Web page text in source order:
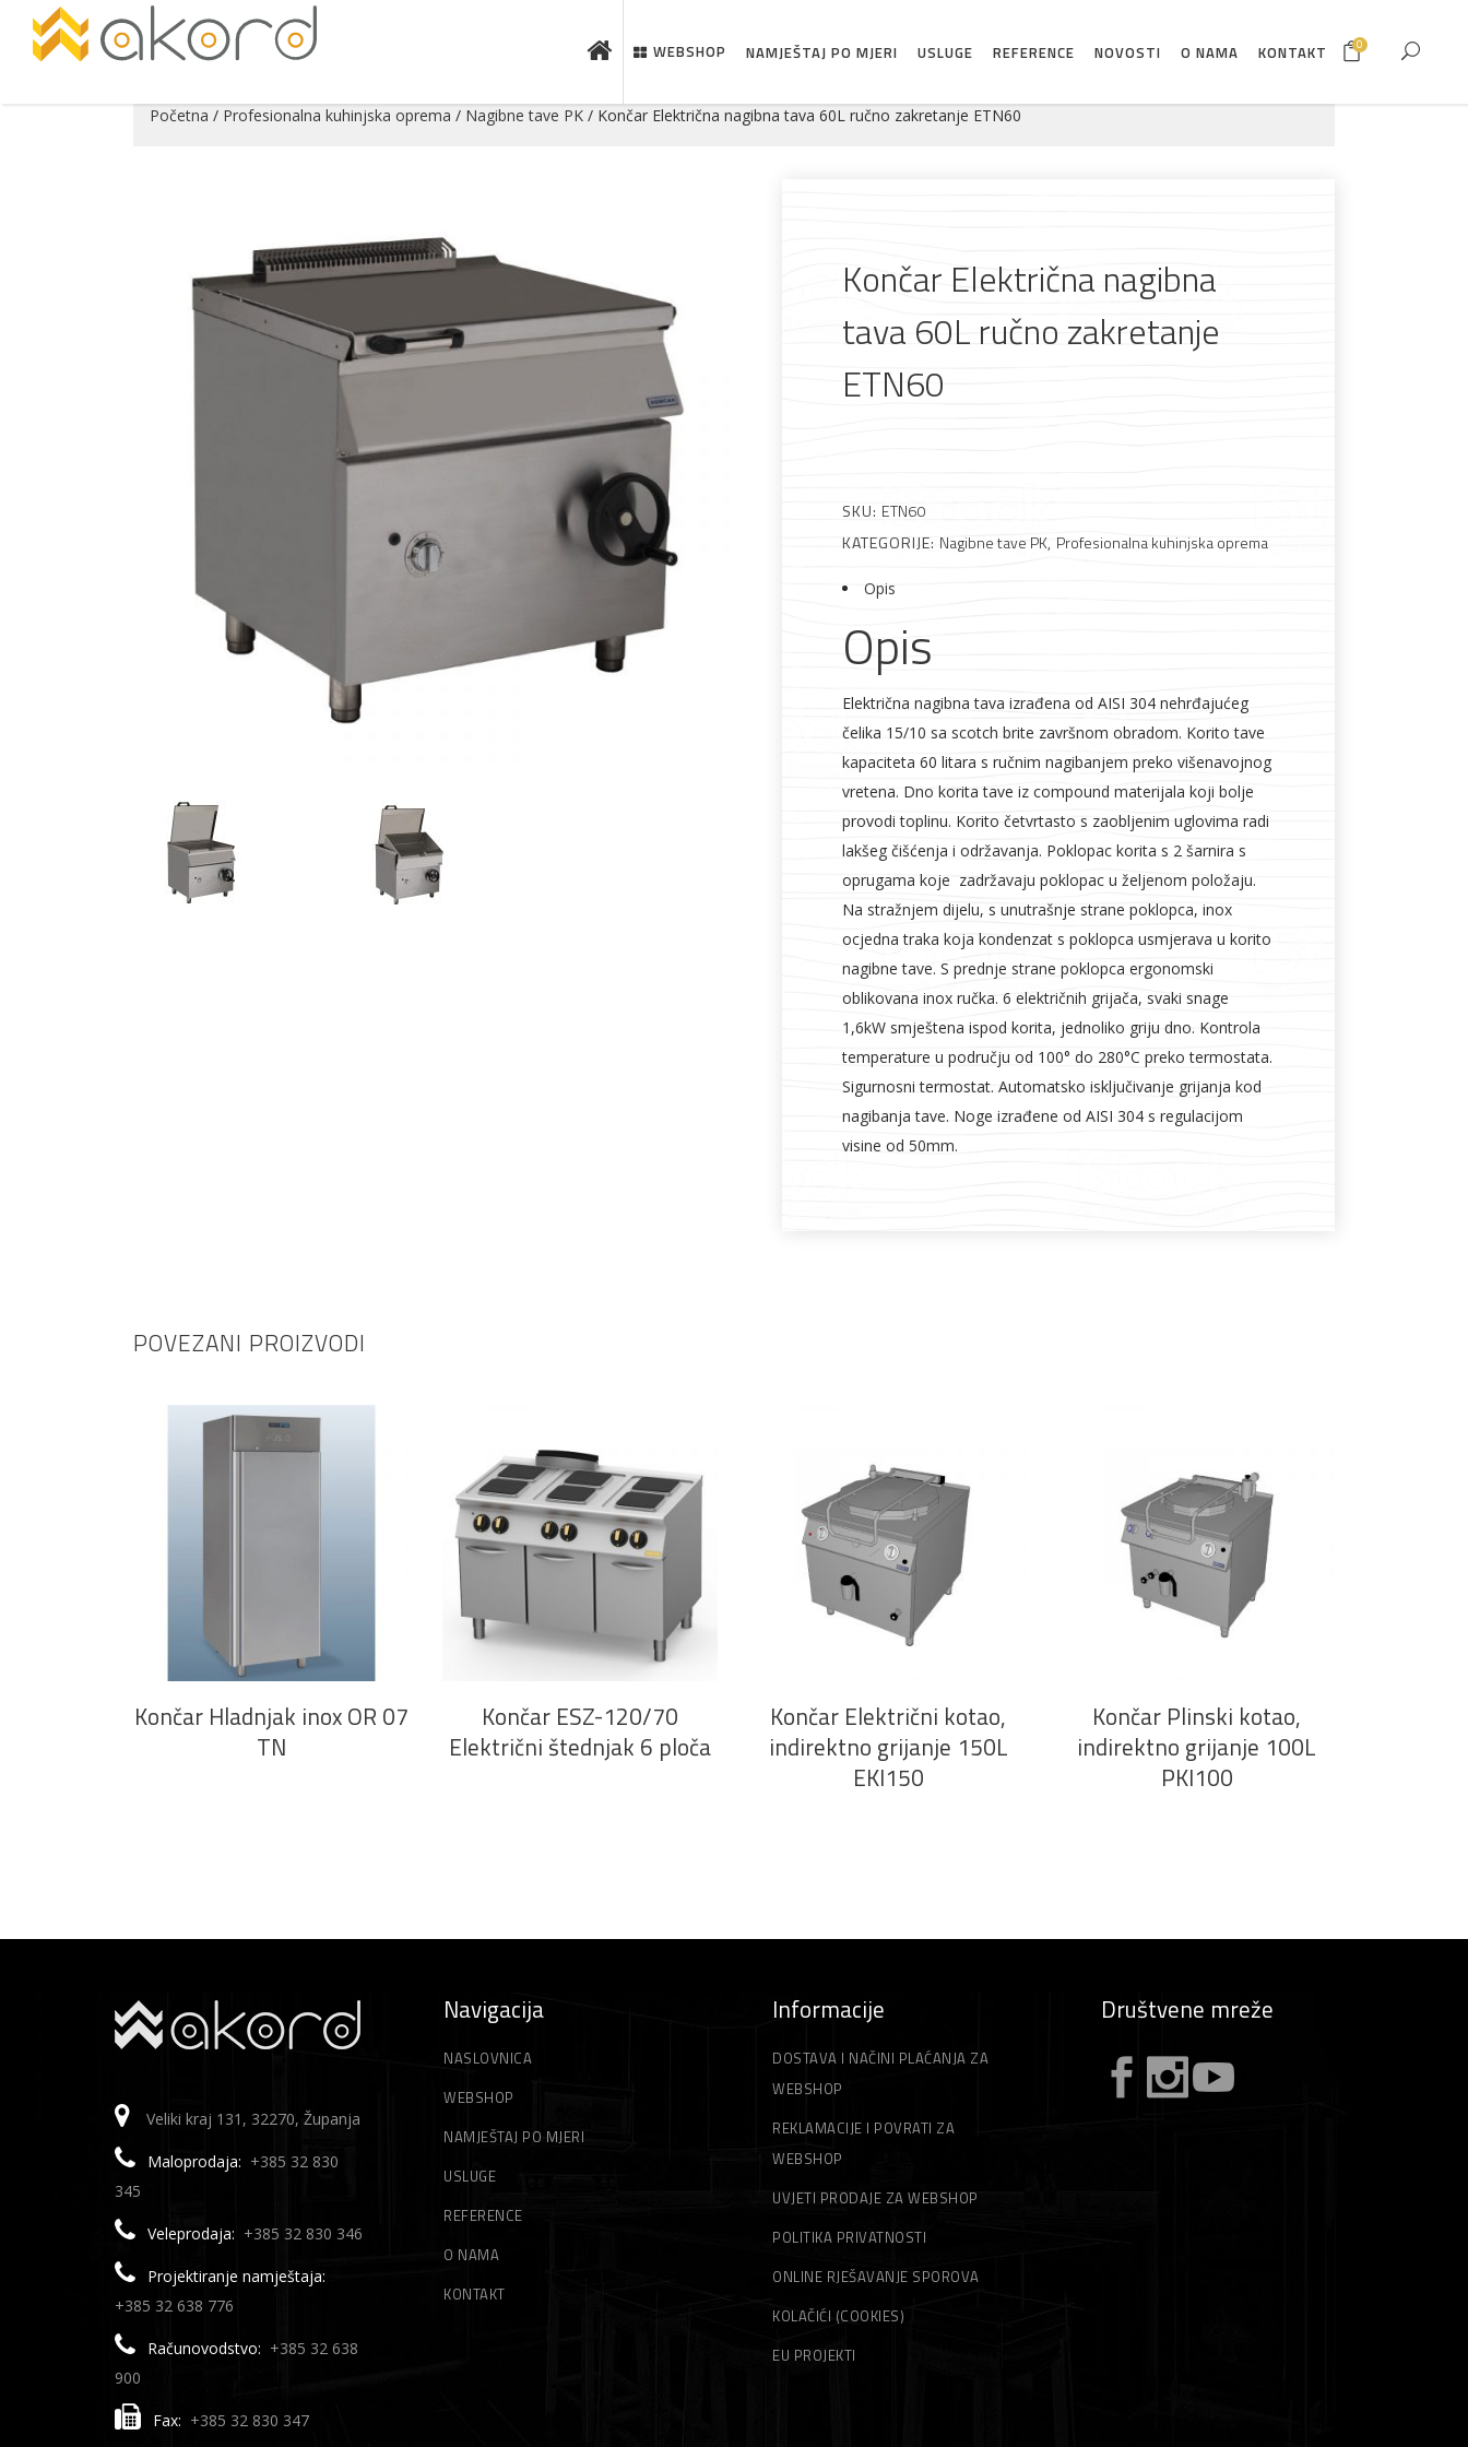
Pogledajte što je novo u ponudi
Pločasti
Vrt i okućnica
Elektromaterijal Vijčana roba
WEBSHOP NAMJEŠTAJ PO MJERI USLUGE REFERENCE NOVOSTI O NAMA KONTAKT 0
Početna / Profesionalna kuhinjska oprema / Nagibne tave PK / Končar Električna nagibna tava 60L ručno zakretanje ETN60
Končar Električna nagibna
tava 60L ručno zakretanje
ETN60
SKU: ETN60
KATEGORIJE: Nagibne tave PK, Profesionalna kuhinjska oprema
Opis
Opis
Električna nagibna tava izrađena od AISI 304 nehrđajućeg
čelika 15/10 sa scotch brite završnom obradom. Korito tave
kapaciteta 60 litara s ručnim nagibanjem preko višenavojnog
vretena. Dno korita tave iz compound materijala koji bolje
provodi toplinu. Korito četvrtasto s zaobljenim uglovima radi
lakšeg čišćenja i održavanja. Poklopac korita s 2 šarnira s
oprugama koje zadržavaju poklopac u željenom položaju.
Na stražnjem dijelu, s unutrašnje strane poklopca, inox
ocjedna traka koja kondenzat s poklopca usmjerava u korito
nagibne tave. S prednje strane poklopca ergonomski
oblikovana inox ručka. 6 električnih grijača, svaki snage
1,6kW smještena ispod korita, jednoliko griju dno. Kontrola
temperature u području od 100° do 280°C preko termostata.
Sigurnosni termostat. Automatsko isključivanje grijanja kod
nagibanja tave. Noge izrađene od AISI 304 s regulacijom
visine od 50mm.
POVEZANI PROIZVODI
Končar Hladnjak inox OR 07
TN
PROČITAJ VIŠE
Končar ESZ-120/70
Električni štednjak 6 ploča
PROČITAJ VIŠE
Končar Električni kotao,
indirektno grijanje 150L
EKI150
PROČITAJ VIŠE
Končar Plinski kotao,
indirektno grijanje 100L
PKI100
Veliki kraj 131, 32270, Županja
Maloprodaja: +385 32 830
345
Veleprodaja: +385 32 830 346
Projektiranje namještaja:
+385 32 638 776
Računovodstvo: +385 32 638
900
Fax: +385 32 830 347
Navigacija
NASLOVNICA
WEBSHOP
NAMJEŠTAJ PO MJERI
USLUGE
REFERENCE
O NAMA
KONTAKT
Informacije
DOSTAVA I NAČINI PLAĆANJA ZA
WEBSHOP
REKLAMACIJE I POVRATI ZA
WEBSHOP
UVJETI PRODAJE ZA WEBSHOP
POLITIKA PRIVATNOSTI
ONLINE RJEŠAVANJE SPOROVA
KOLAČIĆI (COOKIES)
EU PROJEKTI
Društvene mreže